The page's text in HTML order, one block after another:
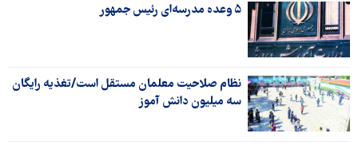
۵ وعده مدرسه‌ای رئیس جمهور
نظام صلاحیت معلمان مستقل است/تغذیه رایگان
سه میلیون دانش آموز